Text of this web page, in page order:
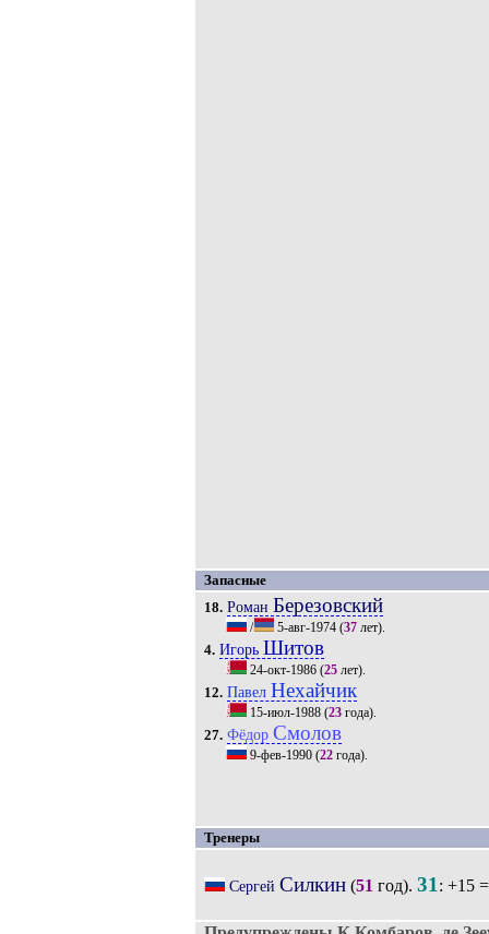
Запасные
18. Роман Березовский
/ 5-авг-1974(37лет).
4. Игорь Шитов
24-окт-1986(25лет).
12. Павел Нехайчик
15-июл-1988(23года).
27. Фёдор Смолов
9-фев-1990(22года).
Тренеры
Сергей Силкин(51 год). 31 : +15